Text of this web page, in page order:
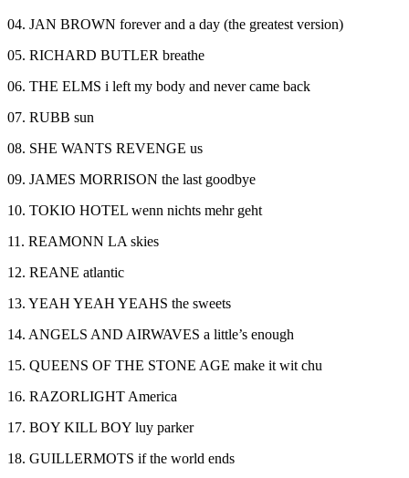
04. JAN BROWN forever and a day (the greatest version)
05. RICHARD BUTLER breathe
06. THE ELMS i left my body and never came back
07. RUBB sun
08. SHE WANTS REVENGE us
09. JAMES MORRISON the last goodbye
10. TOKIO HOTEL wenn nichts mehr geht
11. REAMONN LA skies
12. REANE atlantic
13. YEAH YEAH YEAHS the sweets
14. ANGELS AND AIRWAVES a little’s enough
15. QUEENS OF THE STONE AGE make it wit chu
16. RAZORLIGHT America
17. BOY KILL BOY luy parker
18. GUILLERMOTS if the world ends